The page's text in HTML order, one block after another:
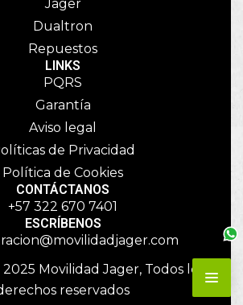
Jager
Dualtron
Repuestos
LINKS
PQRS
Garantía
Aviso legal
de Privacidad
Política de Cookies
CONTÁCTANOS
+57 322 670 7401
ESCRÍBENOS
Movilidad Jager, Todos los
reservados